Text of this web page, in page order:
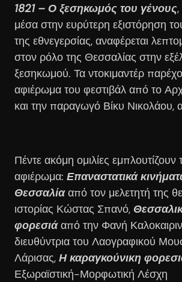
1821 – Ο ξεσηκωμός του γένους,
μέσα στην ευρύτερη εξιστόρηση
της εθνεγερσίας, αναφέρεται
στον ρόλο της Θεσσαλίας στην
ξεσηκωμού. Τα ντοκιμαντέρ
αφιέρωμα του φεστιβάλ από το
και την παραγωγό Βίκυ Νικολάου,
Πέντε ακόμη ομιλίες εμπλουτίζουν
αφιέρωμα: Επαναστατικά
Θεσσαλίααπό τον μελετητή της
ιστορίας Κώστας Σπανό,
φορεσιάαπό την Φανή
διευθύντρια του Λαογραφικού
Λάρισας, Η καραγκούνικη
Εξωραϊστική-Μορφωτική Λέσχη